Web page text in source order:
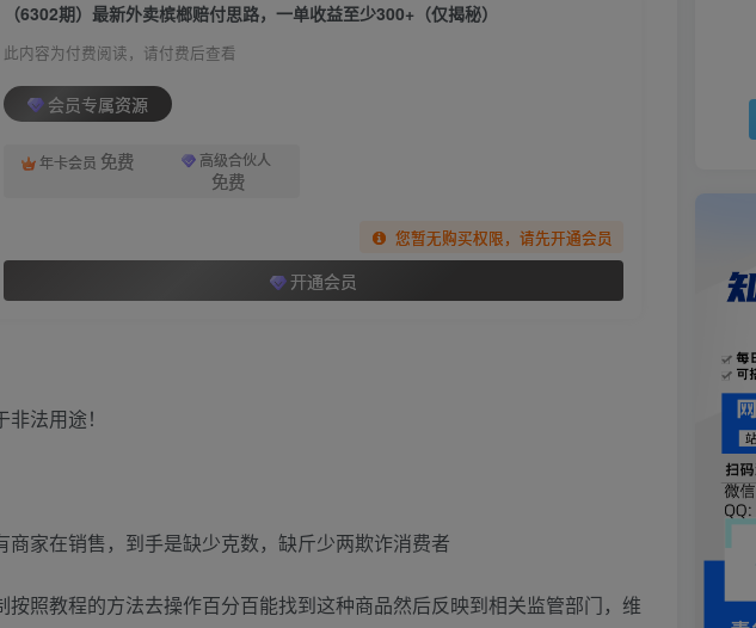
（6302期）最新外卖槟榔赔付思路，一单收益至少300+（仅揭秘）
此内容为付费阅读，请付费后查看
会员专属资源
年卡会员 免费 高级合伙人
免费
您暂无购买权限，请先开通会员
开通会员
法用途！
家在销售，到手是缺少克数，缺斤少两欺诈消费者
照教程的方法去操作百分百能找到这种商品然后反映到相关监管部门，维